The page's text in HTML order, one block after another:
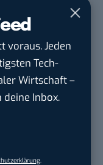
voraus. Jeden
Tech-
Wirtschaft –
Inbox.
.
mbHin